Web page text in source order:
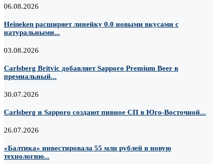
06.08.2026
Heineken расширяет линейку 0.0 новыми вкусами с
натуральными...
03.08.2026
Carlsberg Britvic добавляет Sapporo Premium Beer в
премиальный...
30.07.2026
Carlsberg и Sapporo создают пивное СП в Юго-Восточной...
26.07.2026
«Балтика» инвестировала 55 млн рублей в новую
технологию...